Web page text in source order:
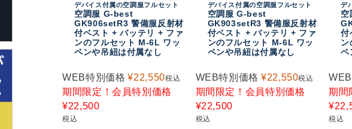
デバイス付属の空調服フルセット
空調服 G-best
GK906setR3 警備服反射材
付ベスト + バッテリ + ファ
ンのフルセット M-6L ワッ
ペンや吊紐は付属なし
WEB特別価格 ¥22,550税込
期間限定！会員特別価格
¥22,500
税込
デバイス付属の空調服フルセット
空調服 G-best
GK903setR3 警備服反射材
付ベスト + バッテリ + ファ
ンのフルセット M-6L ワッ
ペンや吊紐は付属なし
WEB特別価格 ¥22,550税込
期間限定！会員特別価格
¥22,500
税込
デ
付
ン
ペ
期間
¥
税込